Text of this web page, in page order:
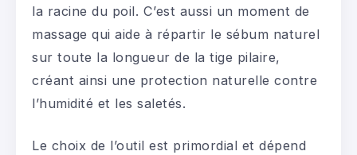
la racine du poil. C’est aussi un moment de
massage qui aide à répartir le sébum naturel
sur toute la longueur de la tige pilaire,
créant ainsi une protection naturelle contre
l’humidité et les saletés.
Le choix de l’outil est primordial et dépend